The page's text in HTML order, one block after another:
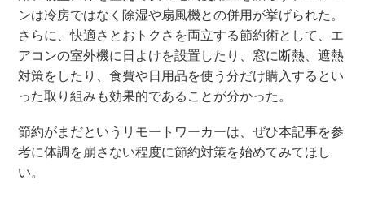
ンは冷房ではなく除湿や扇風機との併用が挙げられた。
さらに、快適さとおトクさを両立する節約術として、エ
アコンの室外機に日よけを設置したり、窓に断熱、遮熱
対策をしたり、食費や日用品を使う分だけ購入するとい
った取り組みも効果的であることが分かった。
節約がまだというリモートワーカーは、ぜひ本記事を参
考に体調を崩さない程度に節約対策を始めてみてほし
い。